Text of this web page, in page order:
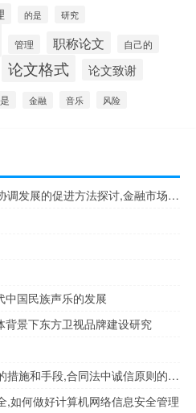
的是 研究
管理 职称论文 自己的
论文格式 论文致谢
金融 音乐 风险
金融环境的改善及经济金融协调发展的促进方法探讨,金融市场在现代经济中的作用是什么？
国民族声乐的发展
景下东方卫视品牌建设研究
合同法视域下完善诚信原则的措施和手段,合同法中诚信原则的含义是什么？
,如何做好计算机网络信息安全管理